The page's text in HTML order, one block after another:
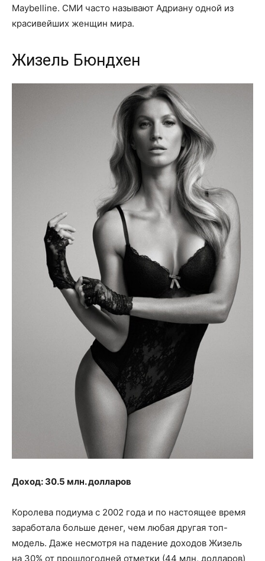
Maybelline. СМИ часто называют Адриану одной из
красивейших женщин мира.
Жизель Бюндхен
Доход: 30.5 млн. долларов
Королева подиума с 2002 года и по настоящее время
заработала больше денег, чем любая другая топ-
модель. Даже несмотря на падение доходов Жизель
на 30% от прошлогодней отметки (44 млн, долларов)